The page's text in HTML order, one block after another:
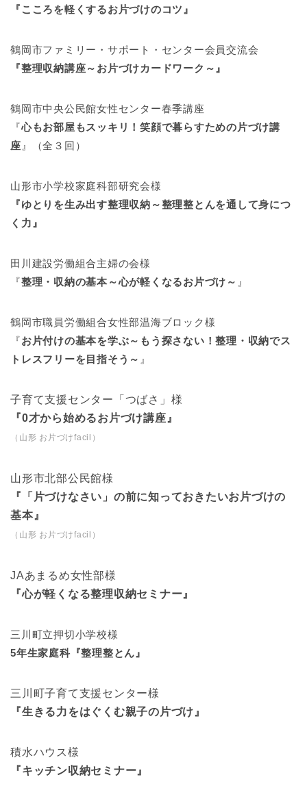
『こころを軽くするお片づけのコツ』
鶴岡市ファミリー・サポート・センター会員交流会
『整理収納講座～お片づけカードワーク～』
鶴岡市中央公民館女性センター春季講座
『心もお部屋もスッキリ！笑顔で暮らすための片づけ講
座 』（全３回）
山形市小学校家庭科部研究会様
『ゆとりを生み出す整理収納～整理整とんを通して身につ
く力』
田川建設労働組合主婦の会様
『整理・収納の基本～心が軽くなるお片づけ～ 』
鶴岡市職員労働組合女性部温海ブロック様
『お片付けの基本を学ぶ～もう探さない！整理・収納でス
トレスフリーを目指そう～ 』
子育て支援センター「つばさ」様
『0才から始めるお片づけ講座』
（山形 お片づけfacil）
山形市北部公民館様
『「片づけなさい」の前に知っておきたいお片づけの
基本』
（山形 お片づけfacil）
JAあまるめ女性部様
『心が軽くなる整理収納セミナー』
三川町立押切小学校様
5年生家庭科『整理整とん』
三川町子育て支援センター様
『生きる力をはぐくむ親子の片づけ』
積水ハウス様
『キッチン収納セミナー』